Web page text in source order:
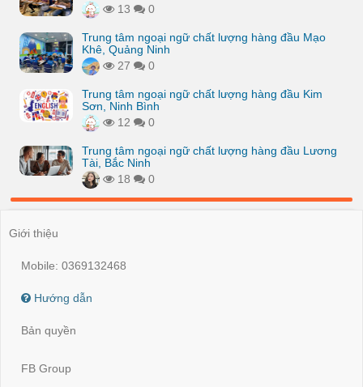
13
0
Trung tâm ngoại ngữ chất lượng hàng đầu Mạo
Khê, Quảng Ninh
27
0
Trung tâm ngoại ngữ chất lượng hàng đầu Kim
Sơn, Ninh Bình
12
0
Trung tâm ngoại ngữ chất lượng hàng đầu Lương
Tài, Bắc Ninh
18
0
Giới thiệu
Mobile: 0369132468
Hướng dẫn
Bản quyền
FB Group